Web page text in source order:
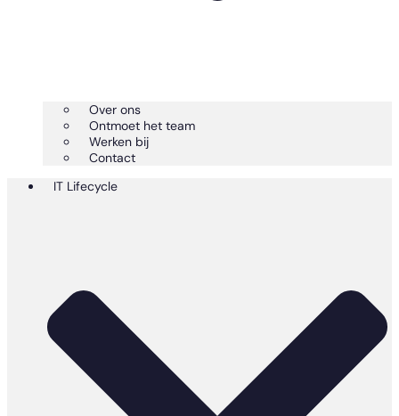
Over ons
Ontmoet het team
Werken bij
Contact
IT Lifecycle